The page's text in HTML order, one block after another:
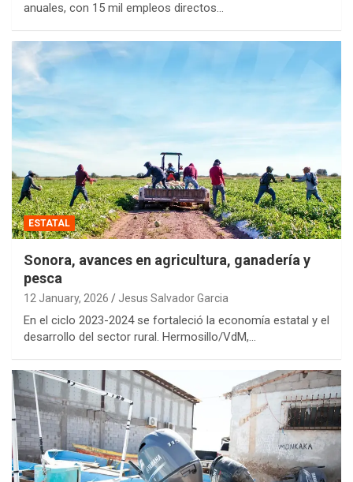
anuales, con 15 mil empleos directos…
ESTATAL
Sonora, avances en agricultura, ganadería y
pesca
12 January, 2026 Jesus Salvador Garcia
En el ciclo 2023-2024 se fortaleció la economía estatal y el
desarrollo del sector rural. Hermosillo/VdM,…